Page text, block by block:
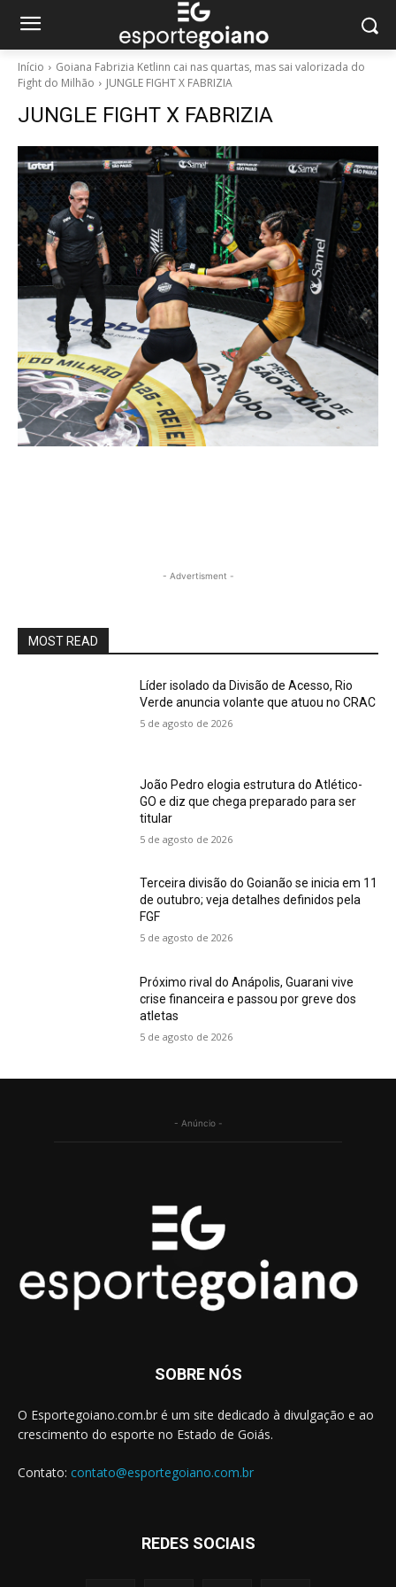
Início
Goiana Fabrizia Ketlinn cai nas quartas, mas sai valorizada do
Fight do Milhão
JUNGLE FIGHT X FABRIZIA
JUNGLE FIGHT X FABRIZIA
- Advertisment -
MOST READ
Líder isolado da Divisão de Acesso, Rio
Verde anuncia volante que atuou no CRAC
5 de agosto de 2026
João Pedro elogia estrutura do Atlético-
GO e diz que chega preparado para ser
titular
5 de agosto de 2026
Terceira divisão do Goianão se inicia em 11
de outubro; veja detalhes definidos pela
FGF
5 de agosto de 2026
Próximo rival do Anápolis, Guarani vive
crise financeira e passou por greve dos
atletas
5 de agosto de 2026
- Anúncio -
SOBRE NÓS
O Esportegoiano.com.br é um site dedicado à divulgação e ao
crescimento do esporte no Estado de Goiás.
Contato: contato@esportegoiano.com.br
REDES SOCIAIS